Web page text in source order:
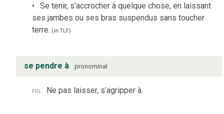
Se tenir, s’accrocher à quelque chose, en laissant
ses jambes ou ses bras suspendus sans toucher
terre. (inTLF)
se pendre à pronominal
fig. Ne pas laisser, s’agripper à.